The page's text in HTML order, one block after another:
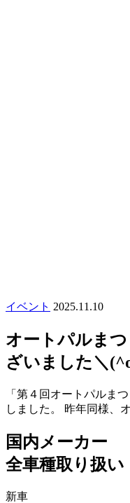
イベント 2025.11.10
オートパルま
ざいました＼
「第４回オートパルま
しました。 昨年同様、
国内メーカー
全車種取り扱い
新車